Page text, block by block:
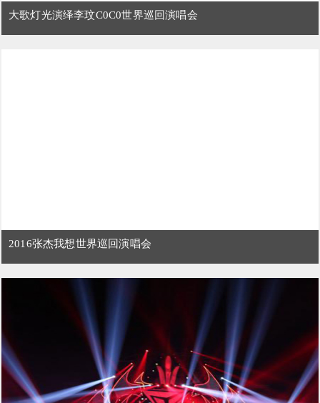
大歌灯光演绎李玟C0C0世界巡回演唱会
2016张杰我想世界巡回演唱会